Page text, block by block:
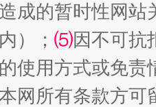
成的暂时性网
）； ⑸因不可抗
使用方式或免责
网所有条款方